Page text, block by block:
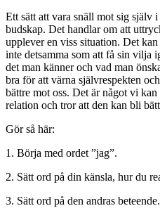
Ett sätt att vara snäll mot sig själv
budskap. Det handlar om att
upplever en viss situation. Det
inte detsamma som att få sin vilja
det man känner och vad man
bra för att värna självrespekten
bättre mot oss. Det är något vi
relation och tror att den kan bli
Gör så här:
1. Börja med ordet ”jag”.
2. Sätt ord på din känsla, hur du
3. Sätt ord på den andras beteende.